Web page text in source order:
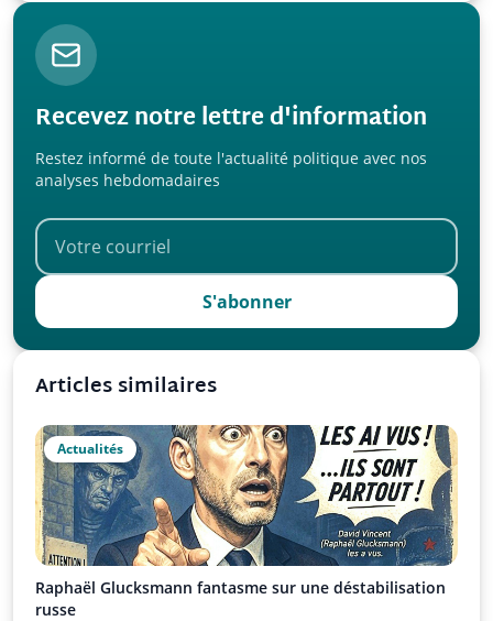
Recevez notre lettre d'information
Restez informé de toute l'actualité politique avec nos
analyses hebdomadaires
S'abonner
Articles similaires
Actualités
Raphaël Glucksmann fantasme sur une déstabilisation
russe